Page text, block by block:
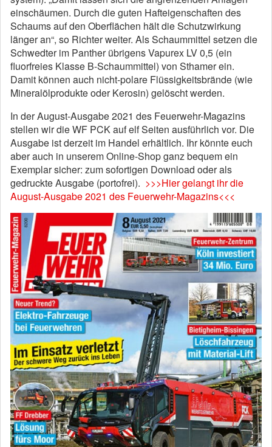
einschäumen. Durch die guten Hafteigenschaften des
Schaums auf den Oberflächen hält die Schutzwirkung
länger an“, so Richter weiter. Als Schaummittel setzen die
Schwedter im Panther übrigens Vapurex LV 0,5 (ein
fluorfreies Klasse B-Schaummittel) von Sthamer ein.
Damit können auch nicht-polare Flüssigkeitsbrände (wie
Mineralölprodukte oder Kerosin) gelöscht werden.
In der August-Ausgabe 2021 des Feuerwehr-Magazins
stellen wir die WF PCK auf elf Seiten ausführlich vor. Die
Ausgabe ist derzeit im Handel erhältlich. Ihr könnte euch
aber auch in unserem Online-Shop ganz bequem ein
Exemplar sicher: zum sofortigen Download oder als
gedruckte Ausgabe (portofrei). >>>Hier gelangt ihr die
August-Ausgabe 2021 des Feuerwehr-Magazins<<<